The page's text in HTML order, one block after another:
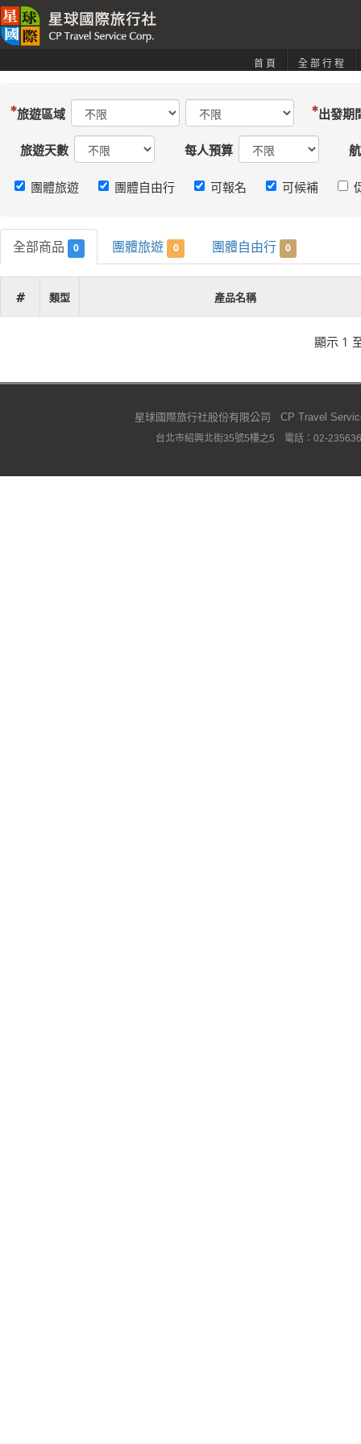
首頁 全部行程
旅遊區域 出發期
旅遊天數 每人預算
團體旅遊 團體自由行 可報名 可候補
全部商品 0 團體旅遊 0 團體自由行 0
# 類型 產品名稱
顯示 1
星球國際旅行社股份有限公司 CP Travel
台北市紹興北街35號5樓之5 電話：02-